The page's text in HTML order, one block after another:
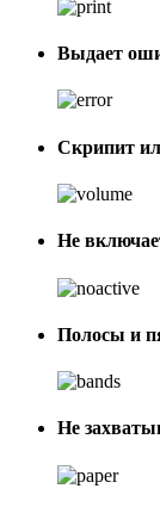
Выдает
Скрипит
Не
Полосы и
Не